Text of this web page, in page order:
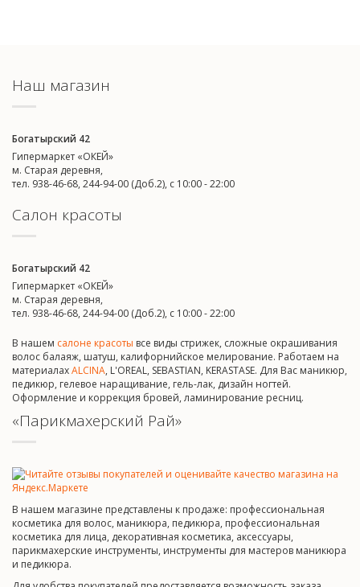
Наш магазин
Богатырский 42
Гипермаркет «ОКЕЙ»
м. Старая деревня,
тел. 938-46-68, 244-94-00 (Доб.2), c 10:00 - 22:00
Салон красоты
Богатырский 42
Гипермаркет «ОКЕЙ»
м. Старая деревня,
тел. 938-46-68, 244-94-00 (Доб.2), c 10:00 - 22:00
В нашем салоне красоты все виды стрижек, сложные окрашивания
волос балаяж, шатуш, калифорнийское мелирование. Работаем на
материалахALCINA, L'OREAL, SEBASTIAN, KERASTASE. Для Вас маникюр,
педикюр, гелевое наращивание, гель-лак, дизайн ногтей.
Оформление и коррекция бровей, ламинирование ресниц.
«Парикмахерский Рай»
В нашем магазине представлены к продаже: профессиональная
косметика для волос, маникюра, педикюра, профессиональная
косметика для лица, декоративная косметика, аксессуары,
парикмахерские инструменты, инструменты для мастеров маникюра
и педикюра.